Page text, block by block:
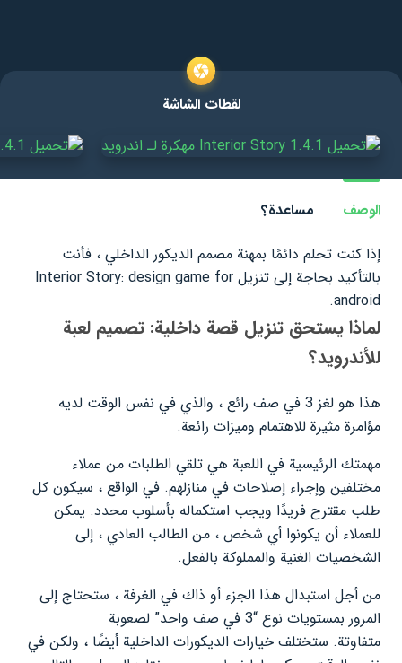
لقطات الشاشة
الوصف
مساعدة؟
إذا كنت تحلم دائمًا بمهنة مصمم الديكور الداخلي ، فأنت
بالتأكيد بحاجة إلى تنزيل Interior Story: design game for
android.
لماذا يستحق تنزيل قصة داخلية: تصميم لعبة
للأندرويد؟
هذا هو لغز 3 في صف رائع ، والذي في نفس الوقت لديه
مؤامرة مثيرة للاهتمام وميزات رائعة.
مهمتك الرئيسية في اللعبة هي تلقي الطلبات من عملاء
مختلفين وإجراء إصلاحات في منازلهم. في الواقع ، سيكون كل
طلب مقترح فريدًا ويجب استكماله بأسلوب محدد. يمكن
للعملاء أن يكونوا أي شخص ، من الطالب العادي ، إلى
الشخصيات الغنية والمملوكة بالفعل.
من أجل استبدال هذا الجزء أو ذاك في الغرفة ، ستحتاج إلى
المرور بمستويات نوع “3 في صف واحد” لصعوبة
متفاوتة. ستختلف خيارات الديكورات الداخلية أيضًا ، ولكن في